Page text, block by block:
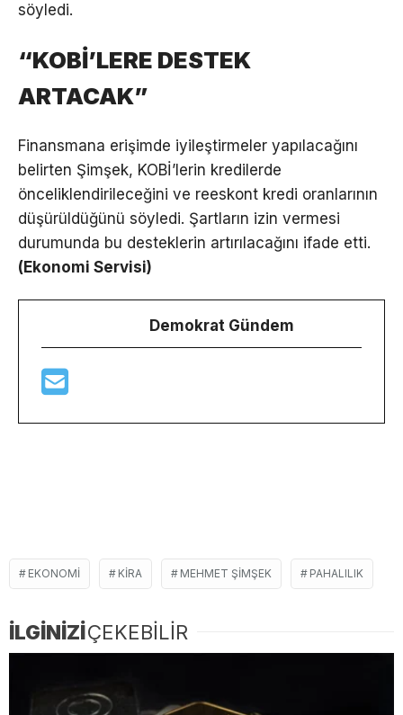
söyledi.
“KOBİ’LERE DESTEK
ARTACAK”
Finansmana erişimde iyileştirmeler yapılacağını
belirten Şimşek, KOBİ’lerin kredilerde
önceliklendirileceğini ve reeskont kredi oranlarının
düşürüldüğünü söyledi. Şartların izin vermesi
durumunda bu desteklerin artırılacağını ifade etti.
(Ekonomi Servisi)
Demokrat Gündem
EKONOMI KIRA MEHMET ŞIMŞEK PAHALILIK
İLGİNİZİÇEKEBİLİR